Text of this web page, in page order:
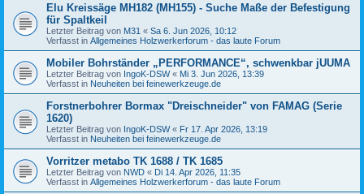
Elu Kreissäge MH182 (MH155) - Suche Maße der Befestigung
für Spaltkeil
Letzter Beitrag von M31 « Sa 6. Jun 2026, 10:12
Verfasst in Allgemeines Holzwerkerforum - das laute Forum
Mobiler Bohrständer „PERFORMANCE“, schwenkbar jUUMA
Letzter Beitrag von IngoK-DSW« Mi 3. Jun 2026, 13:39
Verfasst in Neuheiten bei feinewerkzeuge.de
Forstnerbohrer Bormax "Dreischneider" von FAMAG (Serie
1620)
Letzter Beitrag von IngoK-DSW« Fr 17. Apr 2026, 13:19
Verfasst in Neuheiten bei feinewerkzeuge.de
Vorritzer metabo TK 1688 / TK 1685
Letzter Beitrag von NWD « Di 14. Apr 2026, 11:35
Verfasst in Allgemeines Holzwerkerforum - das laute Forum